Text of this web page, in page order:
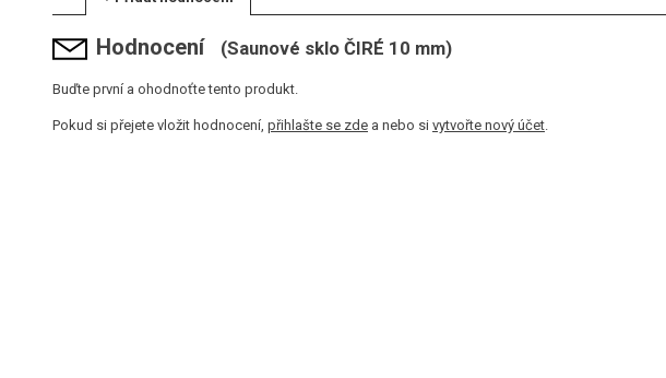
Hodnocení (Saunové sklo ČIRÉ 10 mm)
Buďte první a ohodnoťte tento produkt.
Pokud si přejete vložit hodnocení, přihlašte se zde a nebo si vytvořte nový účet.